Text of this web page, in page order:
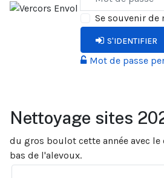
Se souvenir de
S'IDENTIFIER
Mot de passe
Nettoyage sites
du gros boulot cette année avec
bas de l'alevoux.